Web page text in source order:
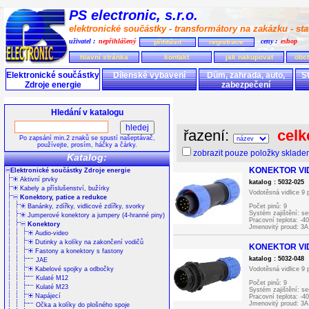
PS electronic, s.r.o.
elektronické součástky - transformátory na zakázku -
uživatel : nepřihlášený přihlásit registrace ceny : eshop
hlavní stránka kontakt jak nakupovat
Elektronické součástky
Zdroje energie
Dílenské vybavení
Dům, zahrada, auto,
zabezpečení
Hledání v katalogu
Po zapsání min.2 znaků se spustí našeptávač,
používejte, prosím, háčky a čárky.
Katalog:
Elektronické součástky Zdroje energie
Aktivní prvky
Kabely a příslušenství, bužírky
Konektory, patice a redukce
Banánky, zdířky, vidlicové zdířky, svorky
Jumperové konektory a jumpery (4-hranné piny)
Konektory
Audio-video
Dutinky a kolíky na zakončení vodičů
Fastony a konektory s fastony
JAE
Kabelové spojky a odbočky
Kulaté M12
Kulaté M23
Napájecí
Očka a kolíky do plošného spoje
řazení:
zobrazit pouze položky
KONEKTOR
katalog : 5032-025
Vodotěsná vidlice 9
Počet pinů: 9
Systém zajištění:
Pracovní teplota: -
Jmenovitý proud: 3A
Stupeň krytí: IP68
Průřez vodiče:
Vnější průměr
Mechanická
Elektrická montáž:
KONEKTOR
katalog : 5032-048
Vodotěsná vidlice 9
Počet pinů: 9
Systém zajištění:
Pracovní teplota: -
Jmenovitý proud: 3A